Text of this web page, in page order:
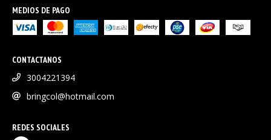
MEDIOS DE PAGO
CONTACTANOS
3004221394
bringcol@hotmail.com
REDES SOCIALES